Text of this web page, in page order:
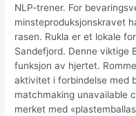
NLP-trener. For
minsteproduksjonskravet
rasen. Rukla er et lokale
Sandefjord. Denne viktige
funksjon av hjertet.
aktivitet i forbindelse med
matchmaking unavailable
merket med